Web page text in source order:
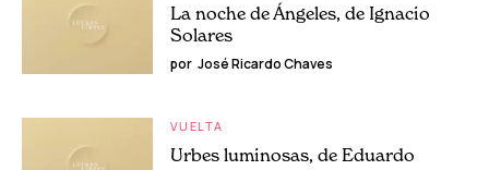
La noche de Ángeles, de Ignacio
Solares
por José Ricardo Chaves
VUELTA
Urbes luminosas, de Eduardo